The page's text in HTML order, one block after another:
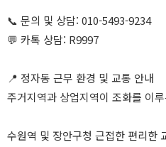
📞 문의 및 상담: 010-5493-9234
💬 카톡 상담: R9997
📍 정자동 근무 환경 및 교통 안내
주거지역과 상업지역이 조화를 이
수원역 및 장안구청 근접한 편리한